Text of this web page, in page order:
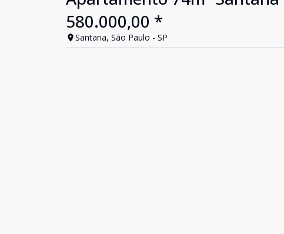
580.000,00 *
Santana, São Paulo - SP